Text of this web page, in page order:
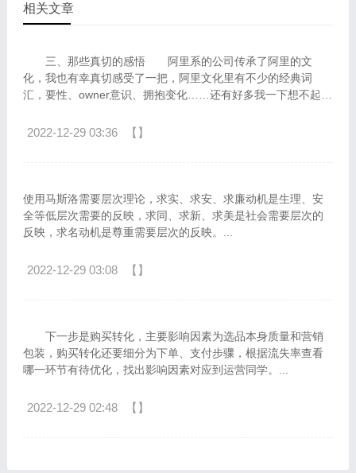
相关文章
三、那些真切的感悟 阿里系的公司传承了阿里的文
化，我也有幸真切感受了一把，阿里文化里有不少的经典词
汇，要性、owner意识、拥抱变化……还有好多我一下想不起来
2022-12-29 03:36 【】
使用马斯洛需要层次理论，求实、求安、求廉动机是生理、安
全等低层次需要的反映，求同、求新、求美是社会需要层次的
反映，求名动机是尊重需要层次的反映。...
2022-12-29 03:08 【】
下一步是购买转化，主要影响因素为选品本身质量和营销
包装，购买转化还要细分为下单、支付步骤，根据流失率查看
哪一环节有待优化，找出影响因素对应到运营同学。...
2022-12-29 02:48 【】